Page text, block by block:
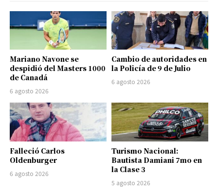
Mariano Navone se
despidió del Masters 1000
de Canadá
6 agosto 2026
Cambio de autoridades en
la Policía de 9 de Julio
6 agosto 2026
Falleció Carlos
Oldenburger
6 agosto 2026
Turismo Nacional:
Bautista Damiani 7mo en
la Clase 3
5 agosto 2026